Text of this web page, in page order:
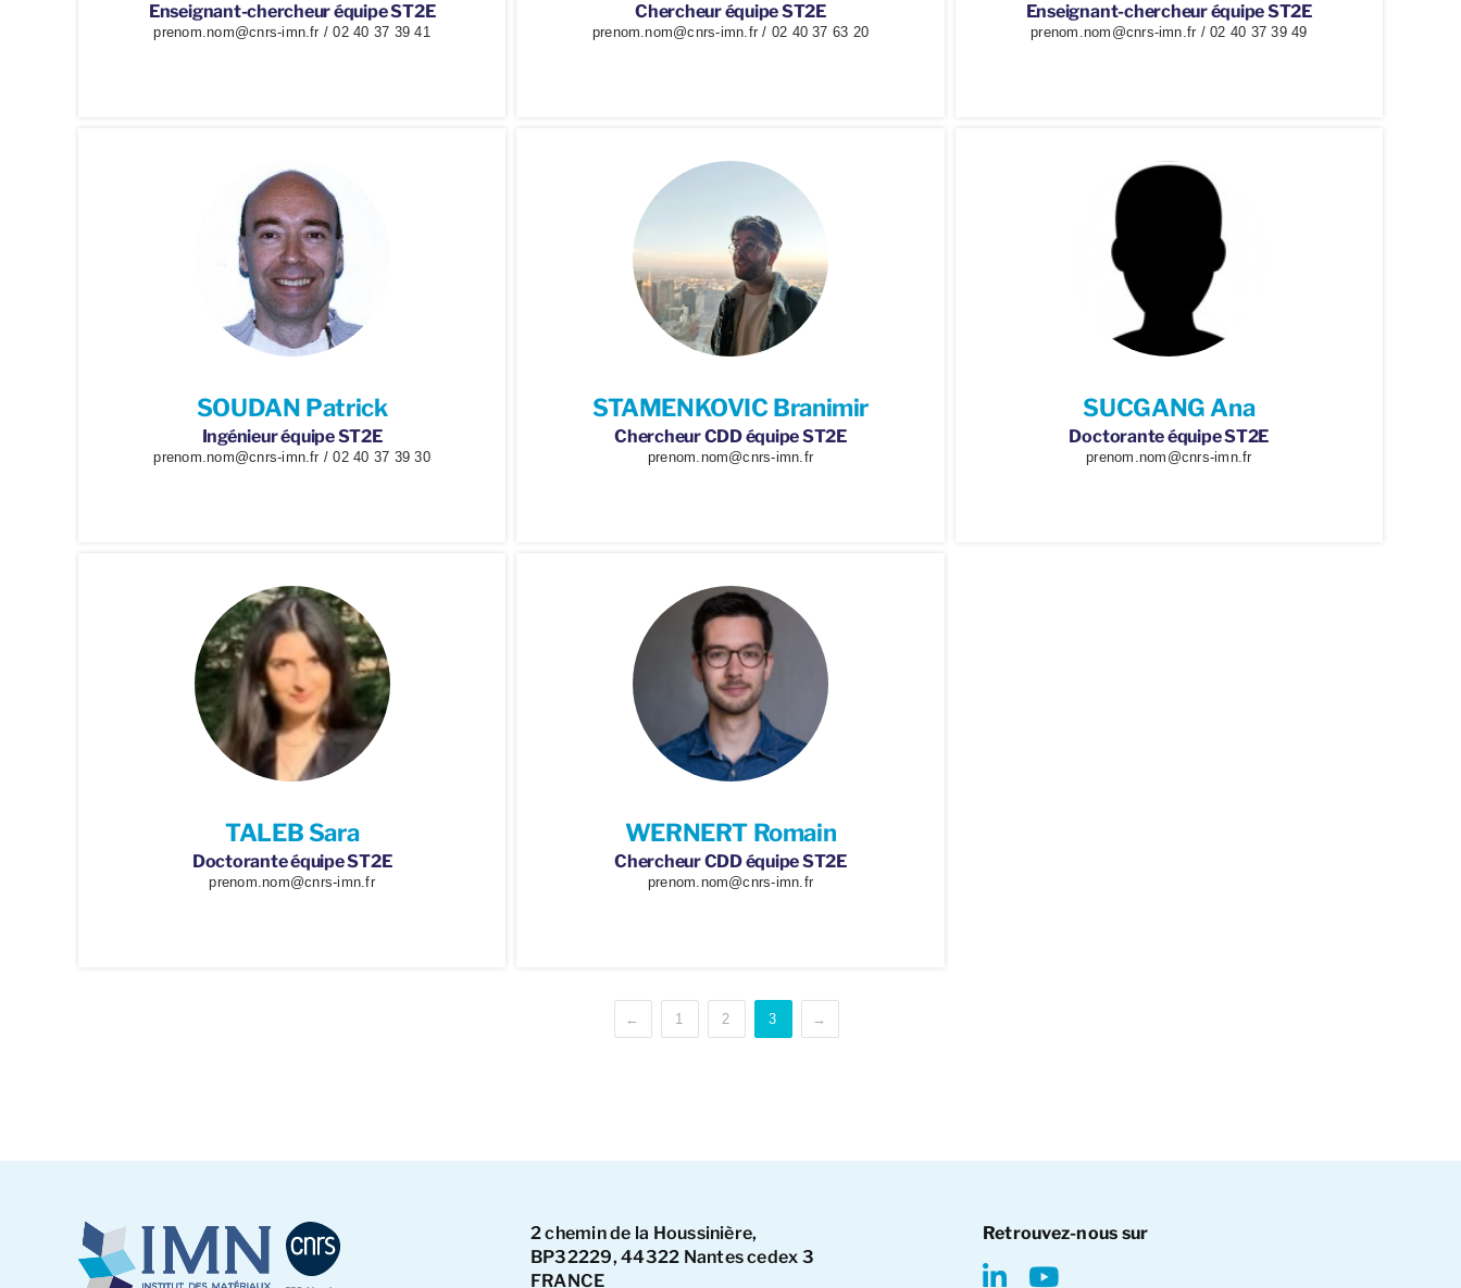
Enseignant-chercheur équipe ST2E
prenom.nom@cnrs-imn.fr / 02 40 37 39 41
Chercheur équipe ST2E
prenom.nom@cnrs-imn.fr / 02 40 37 63 20
Enseignant-chercheur équipe ST2E
prenom.nom@cnrs-imn.fr / 02 40 37 39 49
SOUDAN Patrick
Ingénieur équipe ST2E
prenom.nom@cnrs-imn.fr / 02 40 37 39 30
STAMENKOVIC Branimir
Chercheur CDD équipe ST2E
prenom.nom@cnrs-imn.fr
SUCGANG Ana
Doctorante équipe ST2E
prenom.nom@cnrs-imn.fr
TALEB Sara
Doctorante équipe ST2E
prenom.nom@cnrs-imn.fr
WERNERT Romain
Chercheur CDD équipe ST2E
prenom.nom@cnrs-imn.fr
← 1 2 3 →
2 chemin de la Houssinière,
BP32229, 44322 Nantes cedex 3
FRANCE
Retrouvez-nous sur